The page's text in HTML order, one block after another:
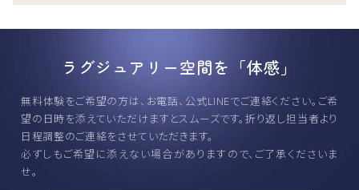
ラグジュアリー空間を「体感」
無料体験をご希望の方は、お電話、公式LINEでご連絡ください。 ご希
望の日時を添えていただけますとスムーズです。 折り返し担当者より
日程調整のご連絡をさせていただきます。
必ずしもご希望に添えない場合がありますので、ご了承くださいま
せ。